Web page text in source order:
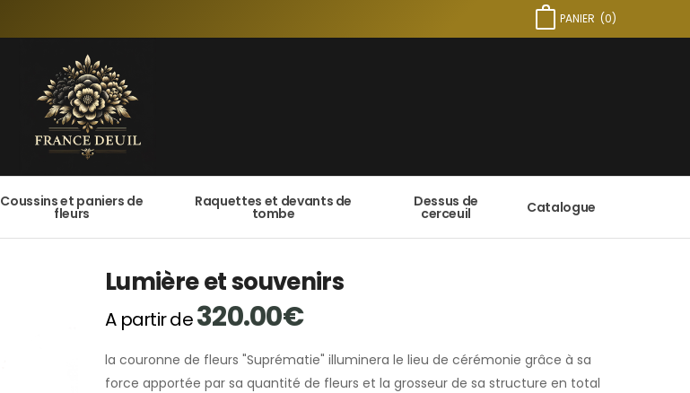
PANIER (0)
Coussins et paniers de
fleurs
Raquettes et devants de
tombe
Dessus de
cerceuil Catalogue
Lumière et souvenirs
A partir de320.00€
la couronne de fleurs "Suprématie" illuminera le lieu de cérémonie grâce à sa
force apportée par sa quantité de fleurs et la grosseur de sa structure en total